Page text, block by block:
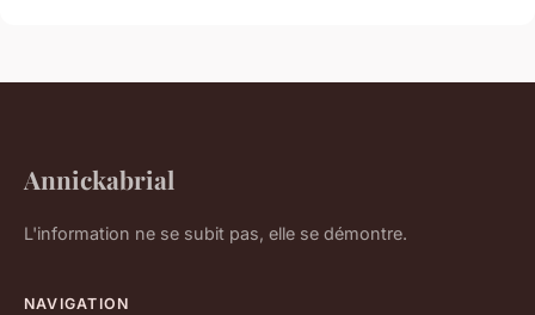
Annickabrial
L'information ne se subit pas, elle se démontre.
NAVIGATION